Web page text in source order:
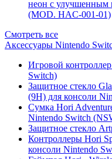
неон с улучшенным
(MOD. HAC-001-01)
Смотреть все
Аксессуары Nintendo
Игровой
Switch)
Защитное стекло
(9H) для консоли
Сумка Hori
Nintendo Switch
Защитное стекло
Контроллеры Hori
консоли Nintendo